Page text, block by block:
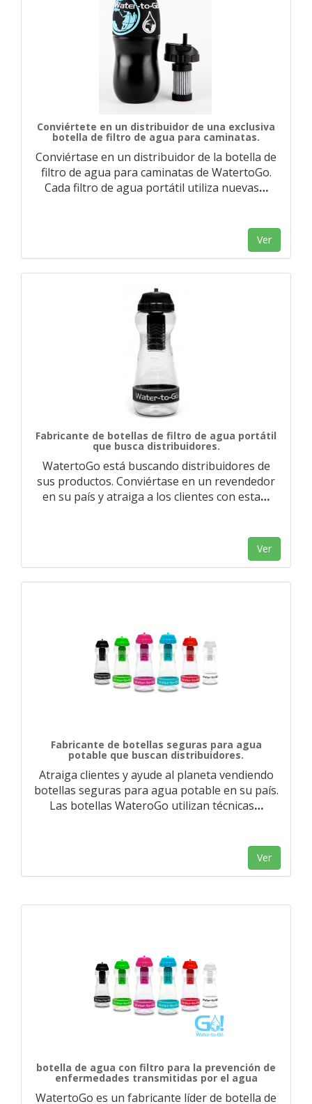
Conviértete en un distribuidor de una exclusiva
botella de filtro de agua para caminatas.
Conviértase en un distribuidor de la botella de
filtro de agua para caminatas de WatertoGo.
Cada filtro de agua portátil utiliza nuevas…
Ver
Fabricante de botellas de filtro de agua portátil
que busca distribuidores.
WatertoGo está buscando distribuidores de
sus productos. Conviértase en un revendedor
en su país y atraiga a los clientes con esta…
Ver
Fabricante de botellas seguras para agua
potable que buscan distribuidores.
Atraiga clientes y ayude al planeta vendiendo
botellas seguras para agua potable en su país.
Las botellas WateroGo utilizan técnicas…
Ver
botella de agua con filtro para la prevención de
enfermedades transmitidas por el agua
WatertoGo es un fabricante líder de botella de